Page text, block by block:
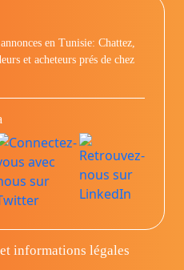
en Tunisie: Chattez,
et acheteurs prés de chez
informations légales